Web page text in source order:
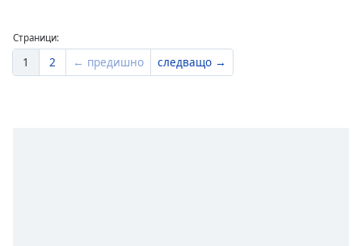
Страници:
1 2 ← предишно следващо →